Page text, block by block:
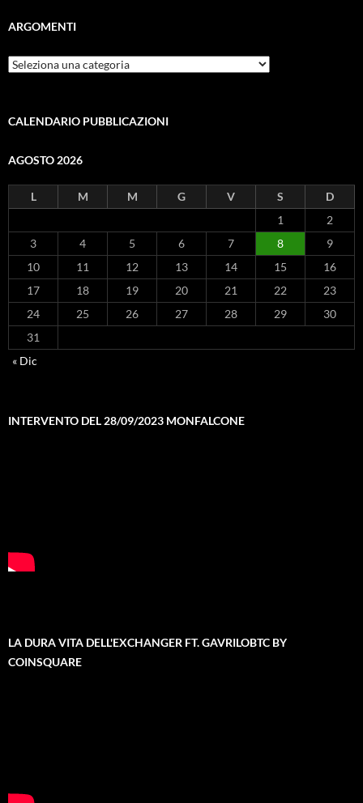
ARGOMENTI
ARGOMENTI
CALENDARIO PUBBLICAZIONI
AGOSTO 2026
L M M G V S
D
1
2
3
4 5 6 7 8
9
10
11 12 13 14 15
16
17
18 19 20 21 22
23
24
25 26 27 28 29
30
31
« Dic
INTERVENTO DEL 28/09/2023 MONFALCONE
LA DURA VITA DELL'EXCHANGER FT. GAVRILOBTC BY
COINSQUARE